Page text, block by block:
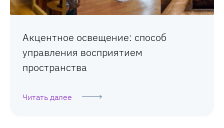
Акцентное освещение: способ
управления восприятием
пространства
Читать далее